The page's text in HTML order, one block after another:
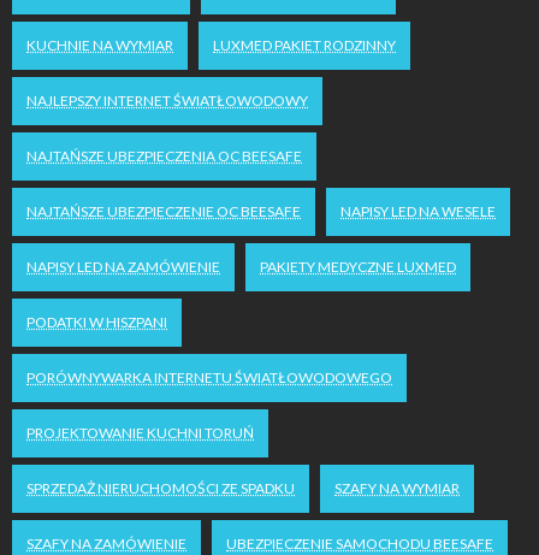
KUCHNIE NA WYMIAR LUXMED PAKIET RODZINNY
NAJLEPSZY INTERNET ŚWIATŁOWODOWY
NAJTAŃSZE UBEZPIECZENIA OC BEESAFE
NAJTAŃSZE UBEZPIECZENIE OC BEESAFE NAPISY LED NA WESELE
NAPISY LED NA ZAMÓWIENIE PAKIETY MEDYCZNE LUXMED
PODATKI W HISZPANI
PORÓWNYWARKA INTERNETU ŚWIATŁOWODOWEGO
PROJEKTOWANIE KUCHNI TORUŃ
SPRZEDAŻ NIERUCHOMOŚCI ZE SPADKU SZAFY NA WYMIAR
SZAFY NA ZAMÓWIENIE UBEZPIECZENIE SAMOCHODU BEESAFE